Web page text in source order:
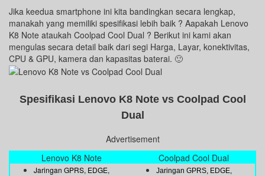
Jika keedua smartphone ini kita bandingkan secara lengkap,
manakah yang memiliki spesifikasi lebih baik ? Aapakah Lenovo
K8 Note ataukah Coolpad Cool Dual ? Berikut ini kami akan
mengulas secara detail baik dari segi Harga, Layar, konektivitas,
CPU & GPU, kamera dan kapasitas baterai. 🙂
Spesifikasi Lenovo K8 Note vs Coolpad Cool
Dual
Advertisement
Lenovo K8 Note
Coolpad Cool Dual
Jaringan GPRS, EDGE,
Jaringan GPRS, EDGE,